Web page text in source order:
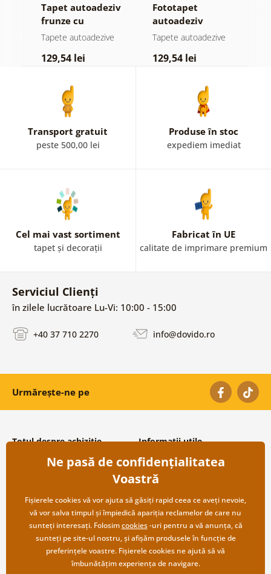
Tapet autoadeziv
frunze cu
atingere
Tapete autoadezive
129,54 lei
Fototapet
autoadeziv
pădure în ceață
Tapete autoadezive
129,54 lei
Transport gratuit
peste 500,00 lei
Produse în stoc
expediem imediat
Cel mai vast sortiment
tapet și decorații
Fabricat în UE
calitate de imprimare premium
Serviciul Clienți
în zilele lucrătoare Lu-Vi: 10:00 - 15:00
+40 37 710 2270 info@dovido.ro
Urmărește-ne pe
Totul despre achiziție
Condiții și termeni generali
Protecția datelor personale
Transport și modalități de plată
Returnare
Informații utile
Despre noi
Întrebări frecvente
Contacte
Cooperare angro
Ne pasă de confidențialitatea
Voastră
Fișierele cookies vă vor ajuta să găsiți rapid ceea ce aveți nevoie,
vă vor salva timpul și împiedică apariția reclamelor de care nu
sunteți interesați. Folosimcookies-uri pentru a vă anunța, că
sunteți pe site-ul nostru, și afișăm produsele în funcție de
preferințele voastre. Fișierele cookies ne ajută să vă
îmbunătățim experiența de navigare.